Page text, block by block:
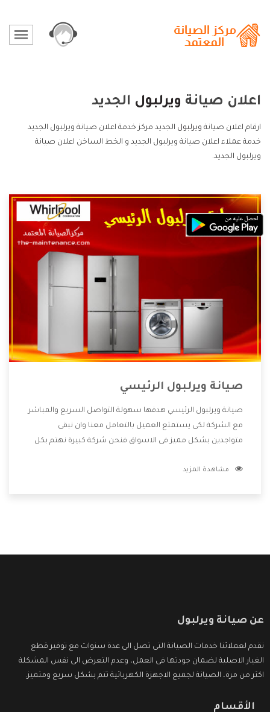
اعلان صيانة ويرلبول الجديد
ارقام اعلان صيانة ويرلبول الجديد مركز خدمة اعلان صيانة ويرلبول الجديد
خدمة عملاء اعلان صيانة ويرلبول الجديد و الخط الساخن اعلان صيانة
ويرلبول الجديد.
صيانة ويرلبول الرئيسي
صيانة ويرلبول الرئيسي هدفها سهولة التواصل السريع والمباشر
مع الشركة لكى يستمتع العميل بالتعامل معنا وان نبقى
متواجدين بشكل مميز فى الاسواق فنحن شركة كبيرة نهتم بكل
الشركة بها والتى تكون منها خدمة الصيانة التى تكون من أهم
مشاهدة المزيد
عن صيانة ويرلبول
نقدم لعملائنا خدمات الصيانة التى تصل الى عدة سنوات مع توفير قطع
الغيار الاصلية لضمان جودتها فى العمل، وعدم التعرض الى نفس المشكلة
اكثر من مرة، الصيانة لجميع الاجهزة الكهربائية تتم بشكل سريع ومتميز.
الأقسام